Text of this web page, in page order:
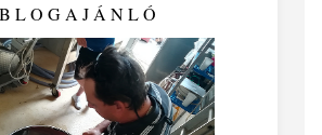
BLOGAJÁNLÓ